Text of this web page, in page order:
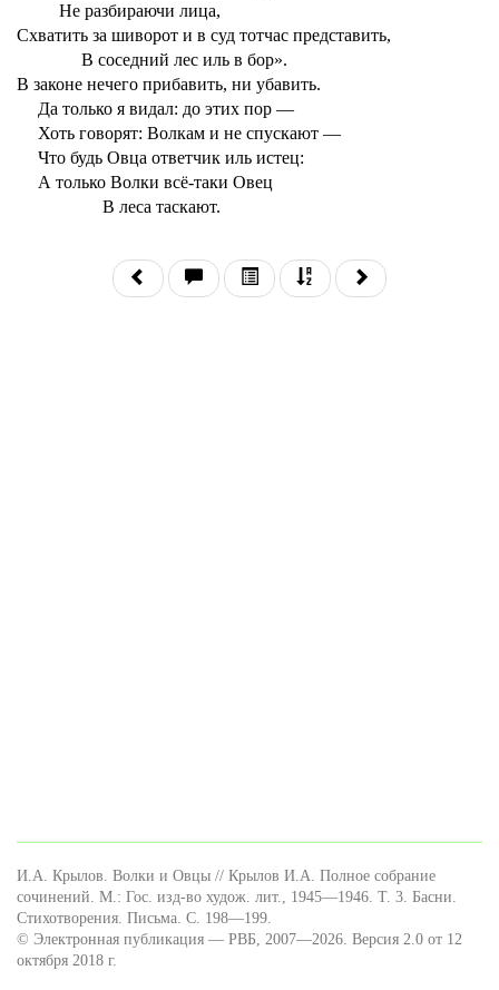
Не разбираючи лица,
Схватить за шиворот и в суд тотчас представить,
В соседний лес иль в бор».
В законе нечего прибавить, ни убавить.
Да только я видал: до этих пор —
Хоть говорят: Волкам и не спускают —
Что будь Овца ответчик иль истец:
А только Волки всё-таки Овец
В леса таскают.
И.А. Крылов. Волки и Овцы // Крылов И.А. Полное собрание
сочинений. М.: Гос. изд-во худож. лит., 1945—1946. Т. 3. Басни.
Стихотворения. Письма. C. 198—199.
© Электронная публикация — РВБ, 2007—2026. Версия 2.0 от 12
октября 2018 г.